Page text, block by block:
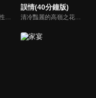
誤情(40分鐘版)
清冷豔麗的高嶺之花江時淺在遭受霸淩、暴力等一系列事件後，華麗蛻變逆襲歸來，用一場精心策劃強勢開啟自己的復仇之路，最終收穫內心救贖與愛情的故事。